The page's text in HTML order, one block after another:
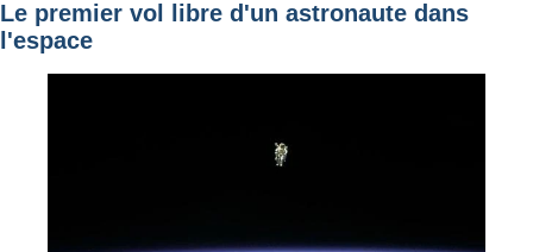
Le premier vol libre d'un astronaute dans
l'espace